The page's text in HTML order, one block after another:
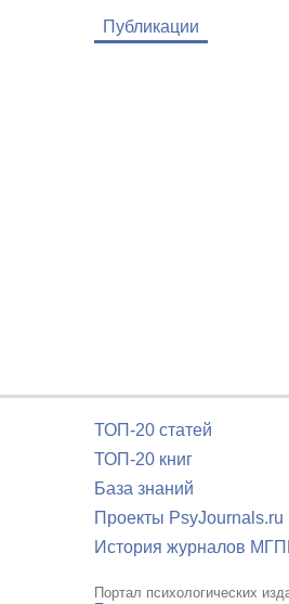
Публикации
ТОП-20 статей
ТОП-20 книг
База знаний
Проекты PsyJournals.ru
История журналов
Портал психологических